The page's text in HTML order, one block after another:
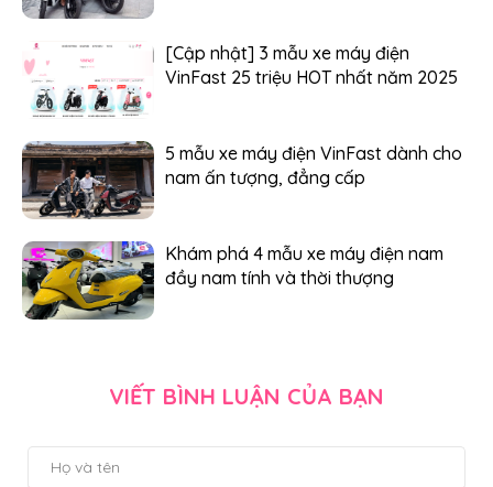
[Cập nhật] 3 mẫu xe máy điện
VinFast 25 triệu HOT nhất năm 2025
5 mẫu xe máy điện VinFast dành cho
nam ấn tượng, đẳng cấp
Khám phá 4 mẫu xe máy điện nam
đầy nam tính và thời thượng
VIẾT BÌNH LUẬN CỦA BẠN